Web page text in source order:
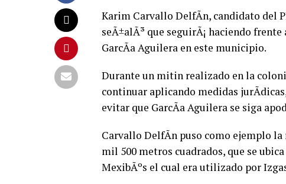
Karim Carvallo DelfÃ­n, candidato del
seÃ±alÃ³ que seguirÃ¡ haciendo
GarcÃ­a Aguilera en este municipio.
Durante un mitin realizado en la
continuar aplicando medidas
evitar que GarcÃ­a Aguilera se siga
Carvallo DelfÃ­n puso como ejemplo la
mil 500 metros cuadrados, que se
MexibÃºs el cual era utilizado por